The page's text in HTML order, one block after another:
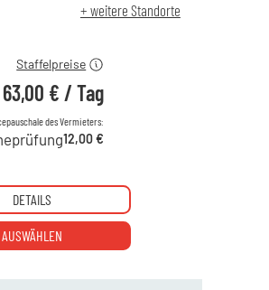
Staffelpreise
63,00 € /Tag
des Vermieters:
12,00 €
+ weitere Standorte
DETAILS
AUSWÄHLEN